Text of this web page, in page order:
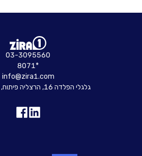
03-3095560
8071*
info@zira1.com
גלגלי הפלדה 16, הרצליה פיתוח, מבני תל-עד